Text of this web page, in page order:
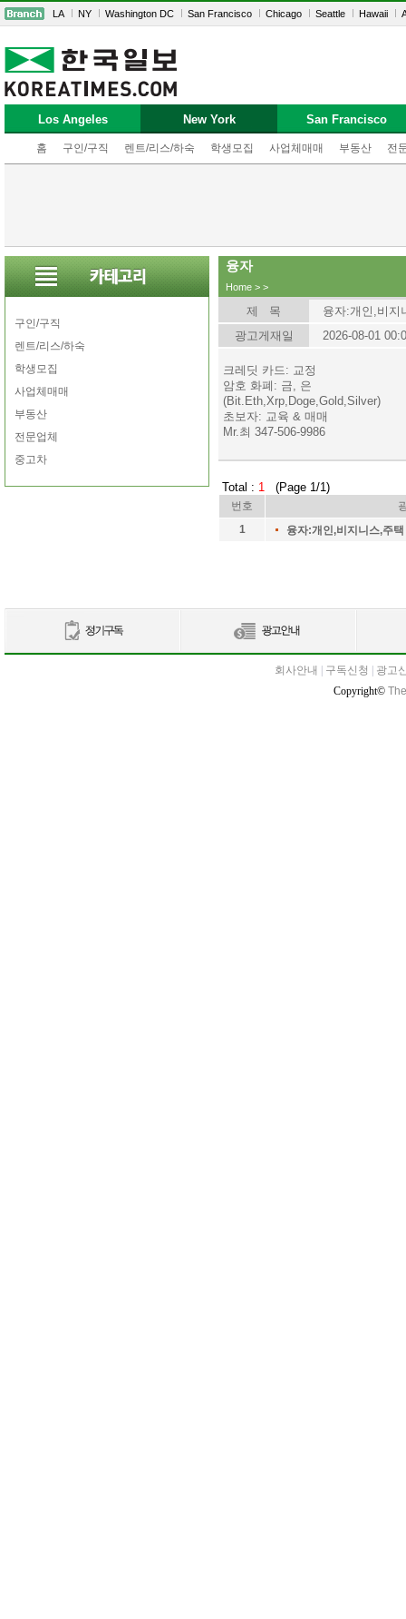
LA NY Washington DC San Francisco Chicago Seattle Hawaii
Los Angeles New York
홈 구인/구직 렌트/리스/하숙 학생모집 사업체매매 부동산 전
San Francisco
구인/구직
렌트/리스/하숙
학생모집
사업체매매
부동산
전문업체
중고차
융자
Home > >
제 목
융자:개인,비지
광고게재일
2026-08-01
크레딧 카드: 교정
암호 화폐: 금, 은
(Bit.Eth,Xrp,Doge,Gold,Silver)
초보자: 교육 & 매매
Mr.최 347-506-9986
Total : 1 (Page 1/1)
번호
1
융자:개인,비지니스,주택
회사안내 구독신청
광고
Copyright©